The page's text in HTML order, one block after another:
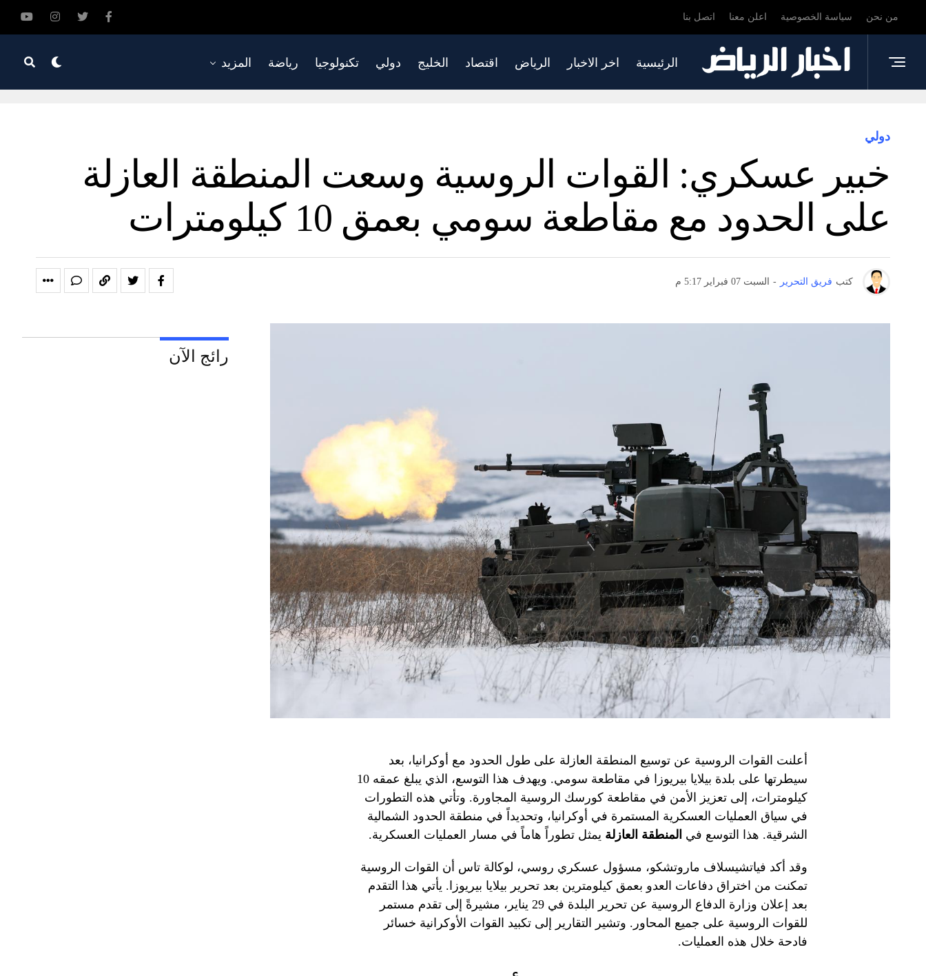
من نحن سياسة الخصوصية اعلن معنا اتصل بنا
الرئيسية اخر الاخبار الرياض اقتصاد الخليج دولي تكنولوجيا رياضة المزيد
دولي
خبير عسكري: القوات الروسية وسعت المنطقة العازلة
على الحدود مع مقاطعة سومي بعمق 10 كيلومترات
كتب فريق التحرير - السبت 07 فبراير 5:17 م
أعلنت القوات الروسية عن توسيع المنطقة العازلة على طول الحدود مع أوكرانيا، بعد
سيطرتها على بلدة بيلايا بيريوزا في مقاطعة سومي. ويهدف هذا التوسع، الذي يبلغ عمقه 10
كيلومترات، إلى تعزيز الأمن في مقاطعة كورسك الروسية المجاورة. وتأتي هذه التطورات
في سياق العمليات العسكرية المستمرة في أوكرانيا، وتحديداً في منطقة الحدود الشمالية
الشرقية. هذا التوسع في المنطقة العازلة يمثل تطوراً هاماً في مسار العمليات العسكرية.
وقد أكد فياتشيسلاف ماروتشكو، مسؤول عسكري روسي، لوكالة تاس أن القوات الروسية
تمكنت من اختراق دفاعات العدو بعمق كيلومترين بعد تحرير بيلايا بيريوزا. يأتي هذا التقدم
بعد إعلان وزارة الدفاع الروسية عن تحرير البلدة في 29 يناير، مشيرةً إلى تقدم مستمر
للقوات الروسية على جميع المحاور. وتشير التقارير إلى تكبيد القوات الأوكرانية خسائر
فادحة خلال هذه العمليات.
رائج الآن